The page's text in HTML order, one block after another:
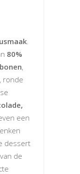
80%
,
ronde
een
dessert
de